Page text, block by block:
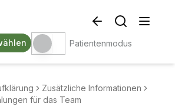
Patientenmodus
Zusätzliche Informationen
für das Team